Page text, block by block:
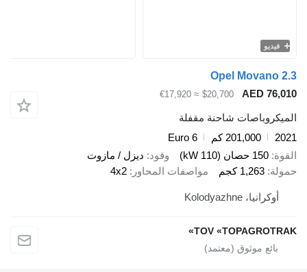
فيديو
Opel Movano
AED
$20,700
≈ €17,920
شاحنة مقفلة
201,000 كم
Euro 6
150 حصان (110 kW) وقود
ديزل / مازوت
1,263 كجم مواصفات المحاور 4x2
أوكرانيا، Kolodyazhne
TOV